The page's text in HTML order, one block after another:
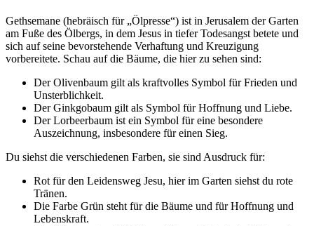
Gethsemane (hebräisch für „Ölpresse“) ist in Jerusalem der Garten
am Fuße des Ölbergs, in dem Jesus in tiefer Todesangst betete und
sich auf seine bevorstehende Verhaftung und Kreuzigung
vorbereitete. Schau auf die Bäume, die hier zu sehen sind:
Der Olivenbaum gilt als kraftvolles Symbol für Frieden und
Unsterblichkeit.
Der Ginkgobaum gilt als Symbol für Hoffnung und Liebe.
Der Lorbeerbaum ist ein Symbol für eine besondere
Auszeichnung, insbesondere für einen Sieg.
Du siehst die verschiedenen Farben, sie sind Ausdruck für:
Rot für den Leidensweg Jesu, hier im Garten siehst du rote
Tränen.
Die Farbe Grün steht für die Bäume und für Hoffnung und
Lebenskraft.